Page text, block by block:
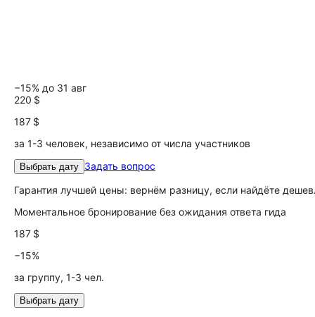
−15% до 31 авг
220 $
187 $
за 1-3 человек, независимо от числа участников
Выбрать дату Задать вопрос
Гарантия лучшей цены: вернём разницу, если найдёте
Моментальное бронирование без ожидания ответа гида
187 $
−15%
за группу, 1-3 чел.
Выбрать дату